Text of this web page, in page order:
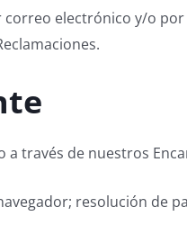
electrónico y/o
través de nuestros
resolución de